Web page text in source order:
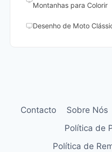
Montanhas para Colorir
Desenho de Moto
Contacto Sobre Nós
Política de
Política de